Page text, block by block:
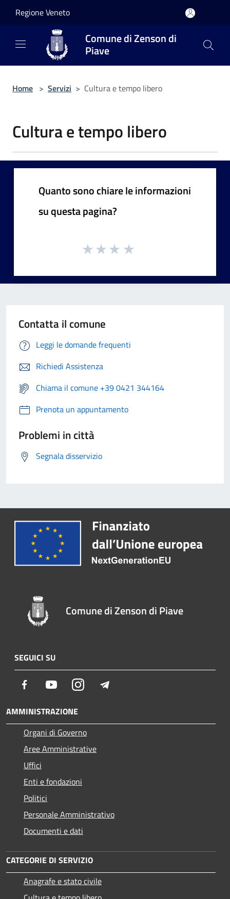
Regione Veneto
Comune di Zenson di
Piave
Home > Servizi > Cultura e tempo libero
Cultura e tempo libero
Quanto sono chiare le informazioni
su questa pagina?
Contatta il comune
Leggi le domande frequenti
Richiedi Assistenza
Chiama il comune +39 0421 344164
Prenota un appuntamento
Problemi in città
Segnala disservizio
Comune di Zenson di Piave
SEGUICI SU
Facebook YoutubeInstagram
AMMINISTRAZIONE
Organi di Governo
Aree Amministrative
Uffici
Enti e fondazioni
Politici
Personale Amministrativo
Documenti e dati
CATEGORIE DI SERVIZIO
Anagrafe e stato civile